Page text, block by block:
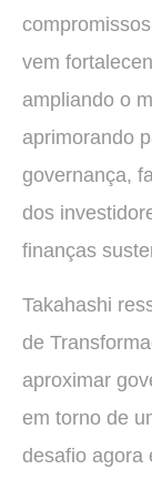
vem
ampliando o
aprimorando
governança,
dos
finanças
Takahashi
de
aproximar
em torno de
desafio agora